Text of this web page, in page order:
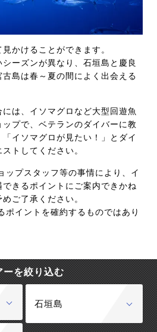
かけることができます。
ーズンが異なり、石垣島と慶良
島は春～夏の間によく出会える
は、イソマグロなど大型回遊魚
プで、ベテランのダイバーに教
イソマグロが見たい！」とダイ
トしてください。
プスタッフ等の事情により、イ
きるポイントにご案内できかね
ご了承ください。
イントを確約するものではあり
ーを絞り込む
石垣島